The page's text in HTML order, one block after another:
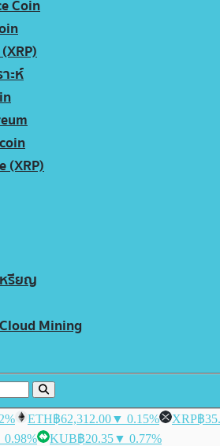
Coin
ะห์
(XRP)
หรียญ
Mining
ETH฿62,312.00▼ 0.15% XRP฿
KUB฿20.35▼ 0.77%